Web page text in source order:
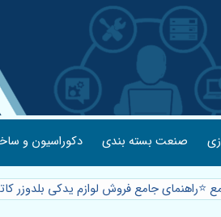
صنعت بسته بندی دکوراسیون و
⭐️راهنمای جامع فروش لوازم یدکی بلدوزر